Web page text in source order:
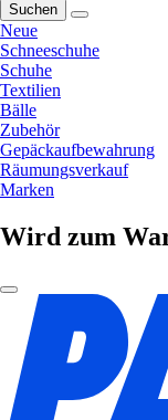
Suchen
Neue
Schneeschuhe
Schuhe
Textilien
Bälle
Zubehör
Gepäckaufbewahrung
Räumungsverkauf
Marken
Wird zum